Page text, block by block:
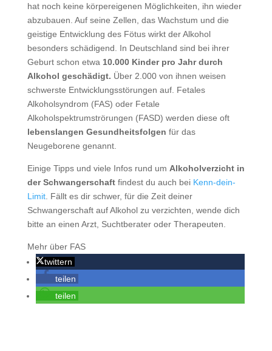
hat noch keine körpereigenen Möglichkeiten, ihn wieder
abzubauen. Auf seine Zellen, das Wachstum und die
geistige Entwicklung des Fötus wirkt der Alkohol
besonders schädigend. In Deutschland sind bei ihrer
Geburt schon etwa 10.000 Kinder pro Jahr durch
Alkohol geschädigt. Über 2.000 von ihnen weisen
schwerste Entwicklungsstörungen auf. Fetales
Alkoholsyndrom (FAS) oder Fetale
Alkoholspektrumströrungen (FASD) werden diese oft
lebenslangen Gesundheitsfolgen für das
Neugeborene genannt.
Einige Tipps und viele Infos rund um Alkoholverzicht in
der Schwangerschaftfindest du auch bei Kenn-dein-
Limit. Fällt es dir schwer, für die Zeit deiner
Schwangerschaft auf Alkohol zu verzichten, wende dich
bitte an einen Arzt, Suchtberater oder Therapeuten.
Mehr über FAS
twittern
teilen
teilen